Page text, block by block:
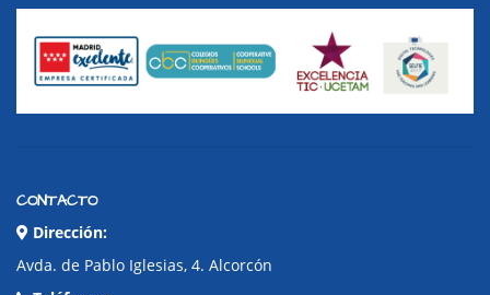
CONTACTO
Dirección:
Avda. de Pablo Iglesias, 4. Alcorcón